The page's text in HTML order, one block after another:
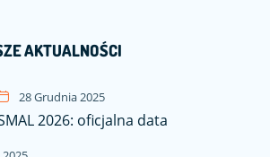
AKTUALNOŚCI
28 Grudnia 2025
2026: oficjalna data